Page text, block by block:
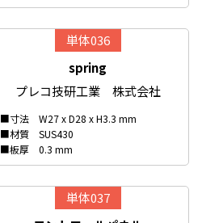
単体036
spring
プレコ技研工業 株式会社
■寸法 W27 x D28 x H3.3 mm
■材質 SUS430
■板厚 0.3 mm
単体037